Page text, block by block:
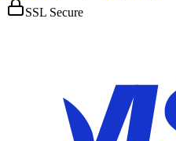
SSL Secure